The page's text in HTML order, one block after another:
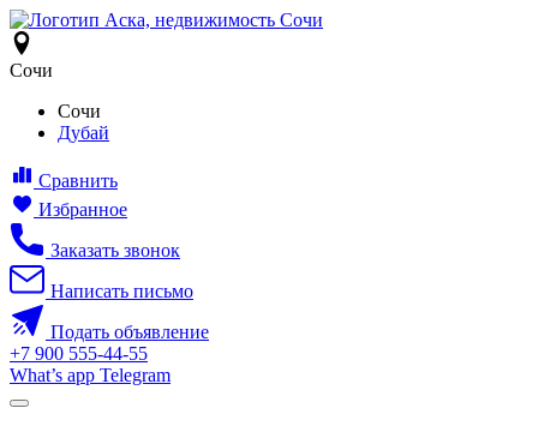
Сочи
Сочи
Дубай
Сравнить
Избранное
Заказать звонок
Написать письмо
Подать объявление
+7 900 555-44-55
What’s app Telegram